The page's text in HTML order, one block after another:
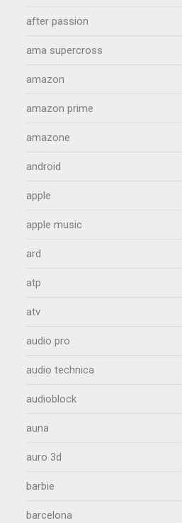
after passion
ama supercross
amazon
amazon prime
amazone
android
apple
apple music
ard
atp
atv
audio pro
audio technica
audioblock
auna
auro 3d
barbie
barcelona